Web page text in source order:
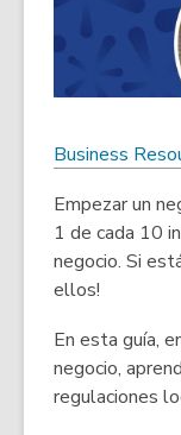
Business
Empezar un
1 de cada 10
negocio. Si
ellos!
En esta guía,
negocio,
regulaciones